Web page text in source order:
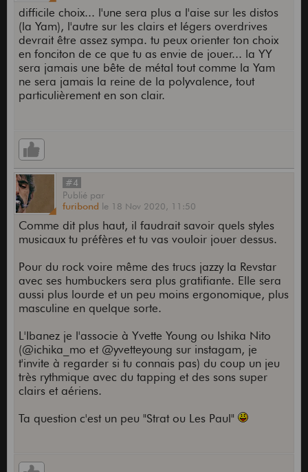
difficile choix... l'une sera plus a l'aise sur les distos
(la Yam), l'autre sur les clairs et légers overdrives
devrait être assez sympa. tu peux orienter ton choix
en fonciton de ce que tu as envie de jouer... la YY
sera jamais une bête de métal tout comme la Yam
ne sera jamais la reine de la polyvalence, tout
particulièrement en son clair.
#4
Publié par
furibond le 18 Nov 2020, 11:50
Comme dit plus haut, il faudrait savoir quels styles
musicaux tu préfères et tu vas vouloir jouer dessus.
Pour du rock voire même des trucs jazzy la Revstar
avec ses humbuckers sera plus gratifiante. Elle sera
aussi plus lourde et un peu moins ergonomique, plus
masculine en quelque sorte.
L'Ibanez je l'associe à Yvette Young ou Ishika Nito
(@ichika_mo et @yvetteyoung sur instagam, je
t'invite à regarder si tu connais pas) du coup un jeu
très rythmique avec du tapping et des sons super
clairs et aériens.
Ta question c'est un peu "Strat ou Les Paul"